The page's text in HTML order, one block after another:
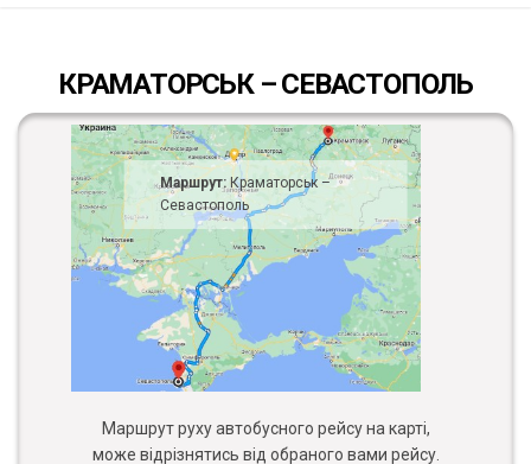
КРАМАТОРСЬК – СЕВАСТОПОЛЬ
Маршрут: Краматорськ –
Севастополь
Маршрут руху автобусного рейсу на карті,
може відрізнятись від обраного вами рейсу.